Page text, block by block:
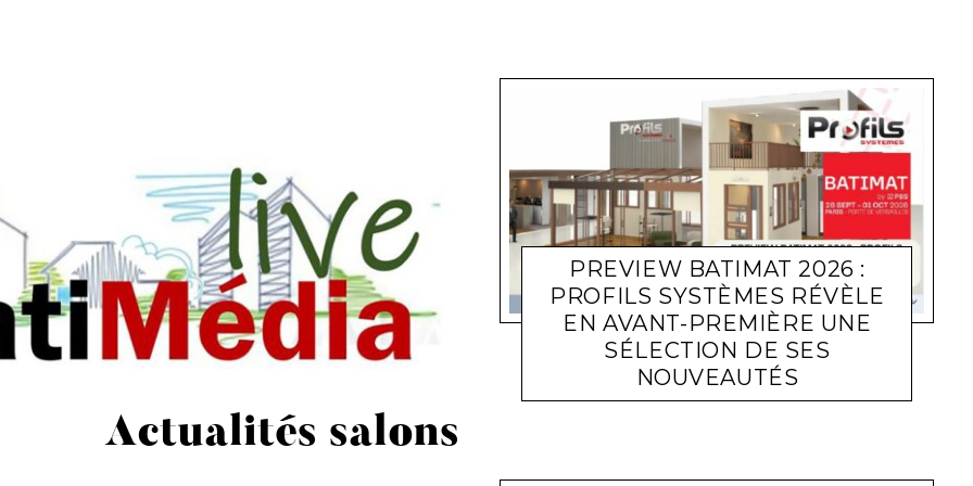
Actualités salons
PREVIEW BATIMAT 2026 :
PROFILS SYSTÈMES RÉVÈLE
EN AVANT-PREMIÈRE UNE
SÉLECTION DE SES
NOUVEAUTÉS
ACTUALITÉ ENTREPRISES LARA GASQUET